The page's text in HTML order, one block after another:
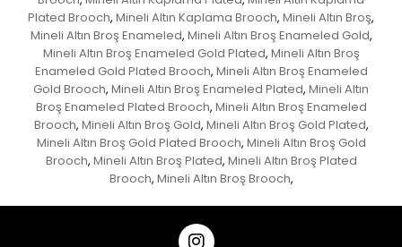
Plated Brooch, Mineli Altın Kaplama Brooch, Mineli Altın Broş,
Mineli Altın Broş Enameled, Mineli Altın Broş Enameled Gold,
Mineli Altın Broş Enameled Gold Plated, Mineli Altın Broş
Enameled Gold Plated Brooch, Mineli Altın Broş Enameled
Gold Brooch, Mineli Altın Broş Enameled Plated, Mineli Altın
Broş Enameled Plated Brooch, Mineli Altın Broş Enameled
Brooch, Mineli Altın Broş Gold, Mineli Altın Broş Gold Plated,
Mineli Altın Broş Gold Plated Brooch, Mineli Altın Broş Gold
Brooch, Mineli Altın Broş Plated, Mineli Altın Broş Plated
Brooch, Mineli Altın Broş Brooch,